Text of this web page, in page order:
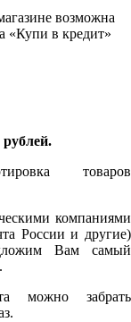
возможна
«Купи в кредит»
рублей.
товаров
компаниями
России и другие)
Вам самый
можно забрать